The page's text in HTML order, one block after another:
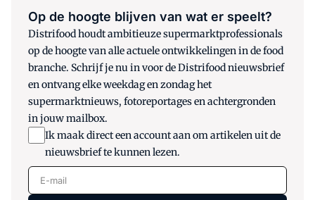
Op de hoogte blijven van wat er speelt?
Distrifood houdt ambitieuze supermarktprofessionals
op de hoogte van alle actuele ontwikkelingen in de food
branche. Schrijf je nu in voor de Distrifood nieuwsbrief
en ontvang elke weekdag en zondag het
supermarktnieuws, fotoreportages en achtergronden
in jouw mailbox.
Ik maak direct een account aan om artikelen uit de
nieuwsbrief te kunnen lezen.
E-mail